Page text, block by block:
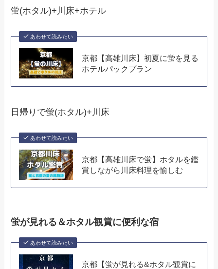
蛍(ホタル)+川床+ホテル
あわせて読みたい
京都【高雄川床】初夏に蛍を見る
ホテルパックプラン
日帰りで蛍(ホタル)+川床
あわせて読みたい
京都【高雄川床で蛍】ホタルを鑑
賞しながら川床料理を愉しむ
蛍が見れる＆ホタル観賞に便利な宿
あわせて読みたい
京都【蛍が見れる&ホタル観賞に